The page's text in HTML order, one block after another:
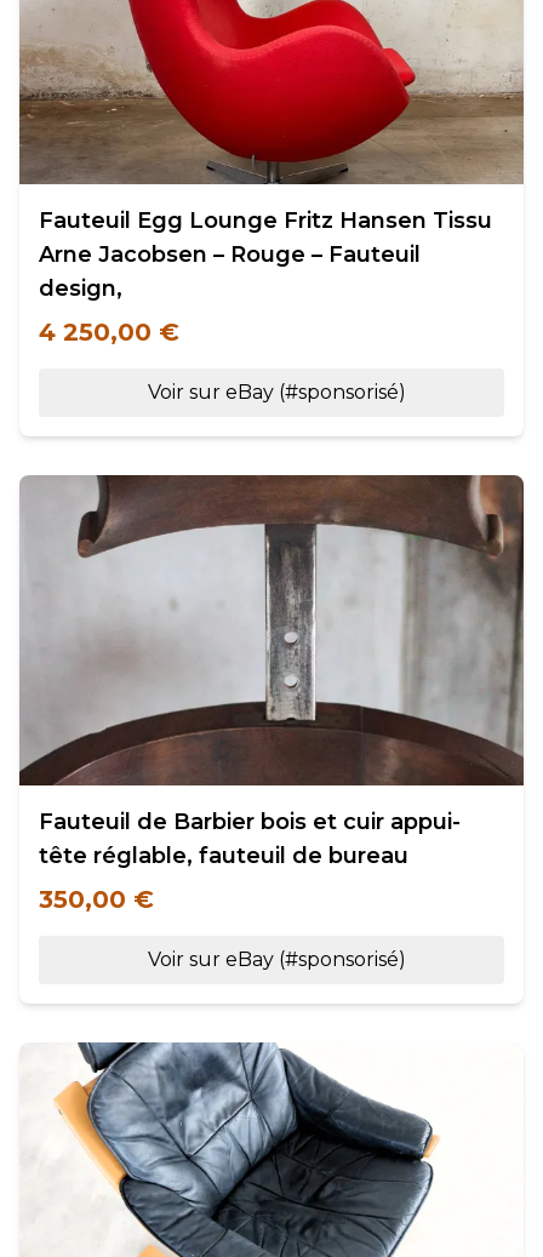
Fauteuil Egg Lounge Fritz Hansen Tissu
Arne Jacobsen – Rouge – Fauteuil
design,
4 250,00 €
Voir sur eBay (#sponsorisé)
Fauteuil de Barbier bois et cuir appui-
tête réglable, fauteuil de bureau
350,00 €
Voir sur eBay (#sponsorisé)